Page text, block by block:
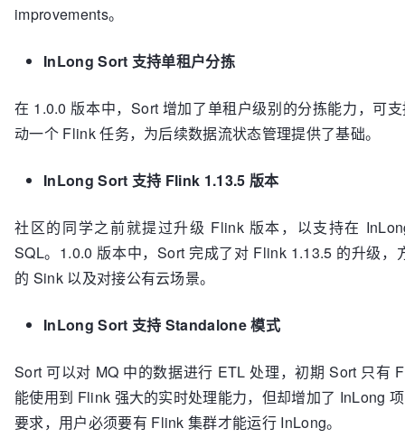
improvements。
InLong Sort 支持单租户分拣
在 1.0.0 版本中，Sort 增加了单租户级别的分拣能力，可
动一个 Flink 任务，为后续数据流状态管理提供了基础。
InLong Sort 支持 Flink 1.13.5 版本
社区的同学之前就提过升级 Flink 版本，以支持在
SQL。1.0.0 版本中，Sort 完成了对 Flink 1.13.5 的升级，
的 Sink 以及对接公有云场景。
InLong Sort 支持 Standalone 模式
Sort 可以对 MQ 中的数据进行 ETL 处理，初期 Sort 只有
能使用到 Flink 强大的实时处理能力，但却增加了 InLong
要求，用户必须要有 Flink 集群才能运行 InLong。